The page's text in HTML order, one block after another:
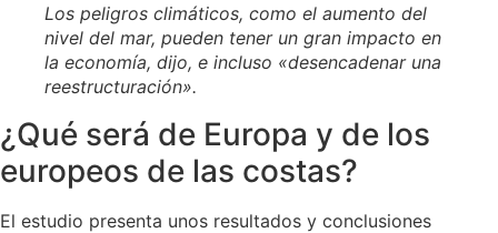
Los peligros climáticos, como el aumento del
nivel del mar, pueden tener un gran impacto en
la economía, dijo, e incluso «desencadenar una
reestructuración».
¿Qué será de Europa y de los
europeos de las costas?
El estudio presenta unos resultados y conclusiones